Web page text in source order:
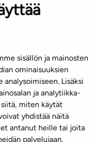
sisällön ja mainosten
ominaisuuksien
Lisäksi
ja analytiikka-
miten käytät
yhdistää näitä
antanut heille tai joita
palvelujaan.
Mediapankki